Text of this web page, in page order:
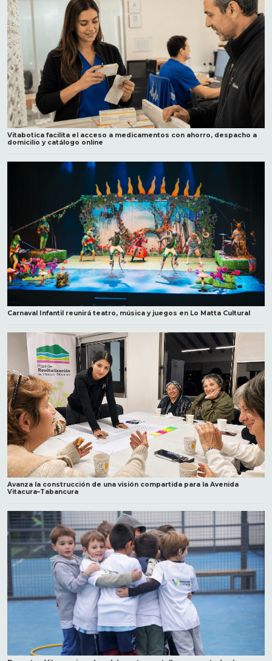
Vitabotica facilita el acceso a medicamentos con ahorro, despacho a
domicilio y catálogo online
Carnaval Infantil reunirá teatro, música y juegos en Lo Matta Cultural
Avanza la construcción de una visión compartida para la Avenida
Vitacura–Tabancura